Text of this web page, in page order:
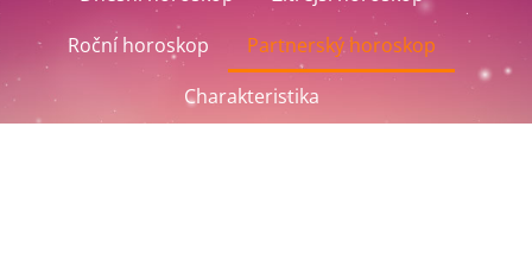
Roční horoskop
Partnerský horoskop
Charakteristika